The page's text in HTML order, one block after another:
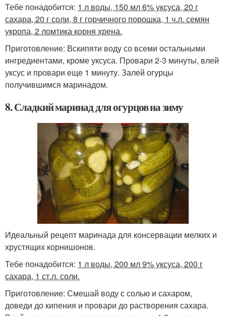
Тебе понадобится: 1 л воды, 150 мл 6% уксуса, 20 г
сахара, 20 г соли, 8 г горчичного порошка, 1 ч.л. семян
укропа, 2 ломтика корня хрена.
Приготовление: Вскипяти воду со всеми остальными
ингредиентами, кроме уксуса. Провари 2-3 минуты, влей
уксус и провари еще 1 минуту. Залей огурцы
получившимся маринадом.
8. Сладкий маринад для огурцов на зиму
Идеальный рецепт маринада для консервации мелких и
хрустящих корнишонов.
Тебе понадобится: 1 л воды, 200 мл 9% уксуса, 200 г
сахара, 1 ст.л. соли.
Приготовление: Смешай воду с солью и сахаром,
доведи до кипения и провари до растворения сахара.